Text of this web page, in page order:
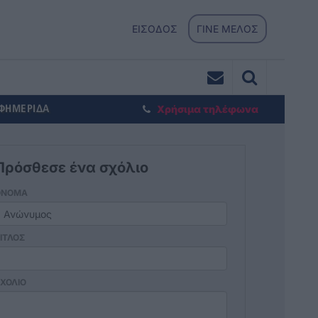
ΕΙΣΟΔΟΣ ΓΙΝΕ ΜΕΛΟΣ
Χρήσιμα τηλέφωνα
ένα σχόλιο